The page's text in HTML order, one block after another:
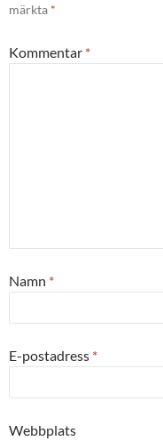
märkta *
Kommentar *
Namn *
E-postadress *
Webbplats